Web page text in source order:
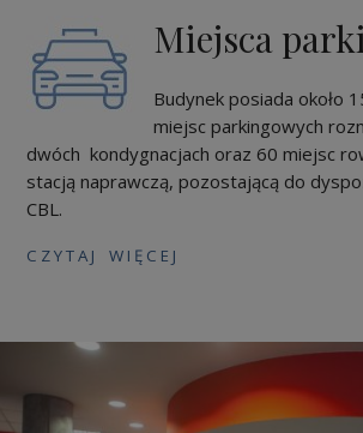
Miejsca
Budynek posiada około
miejsc parkingowych
dwóch kondygnacjach oraz 60 miejsc
stacją naprawczą, pozostającą do
CBL.
C Z Y T A J W I Ę C E J